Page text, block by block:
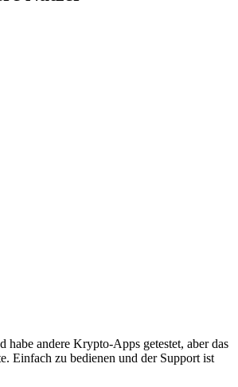
habe andere Krypto-Apps getestet, aber das
Einfach zu bedienen und der Support ist